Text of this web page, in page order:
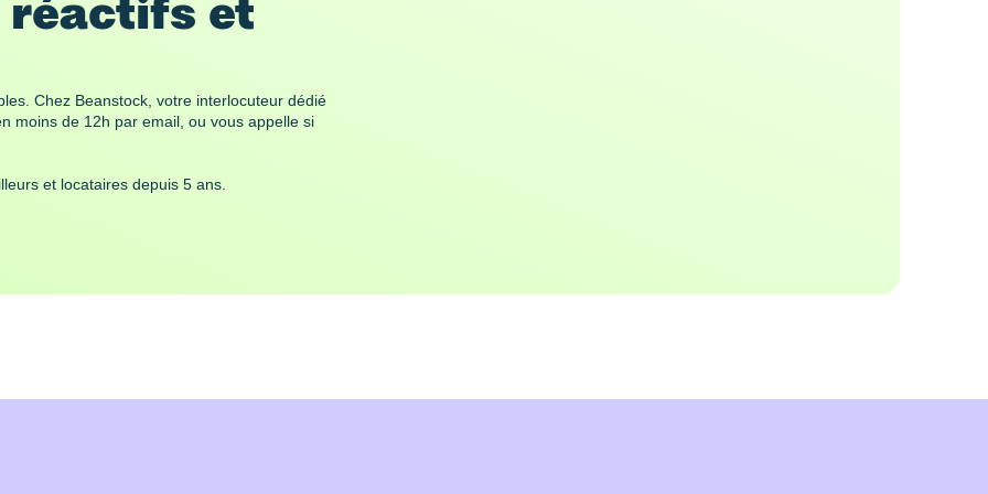
réactifs et
Chez Beanstock, votre interlocuteur dédié
moins de 12h par email, ou vous appelle si
et locataires depuis 5 ans.